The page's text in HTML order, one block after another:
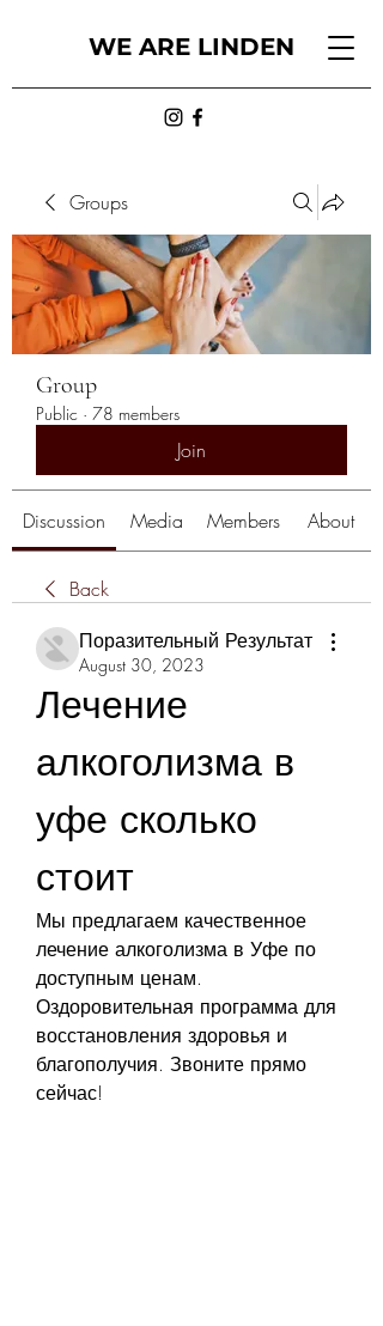
WE ARE LINDEN
Groups
Group
Public · 78 members
Join
Discussion Media Members About
Back
Поразительный Результат
August 30, 2023
Лечение
алкоголизма в
уфе сколько
стоит
Мы предлагаем качественное
лечение алкоголизма в Уфе по
доступным ценам.
Оздоровительная программа для
восстановления здоровья и
благополучия. Звоните прямо
сейчас!